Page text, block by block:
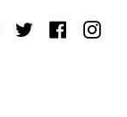
Instagram